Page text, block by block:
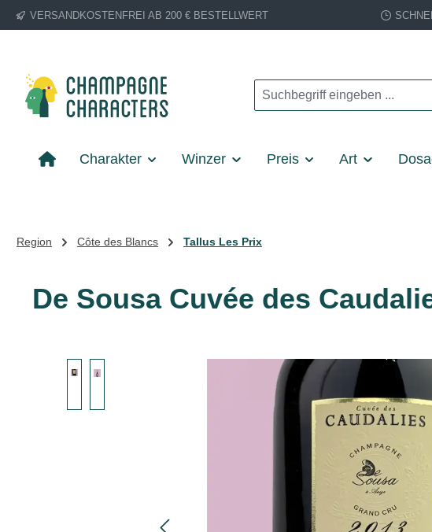
Hauptinhalt springen
Zur Suche springen
Zur Hauptnavigation springen
VERSANDKOSTENFREI AB 200 € BESTELLWERT
Charakter Winzer Preis Art
Region Côte des Blancs Tallus Les Prix
De Sousa Cuvée des
Bildergalerie überspringen